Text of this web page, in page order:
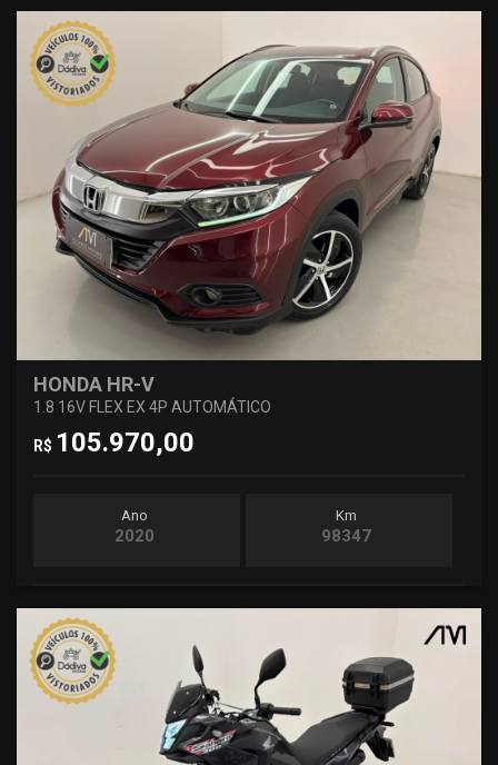
HONDA HR-V
1.8 16V FLEX EX 4P AUTOMÁTICO
R$ 105.970,00
Ano
2020
Km
98347